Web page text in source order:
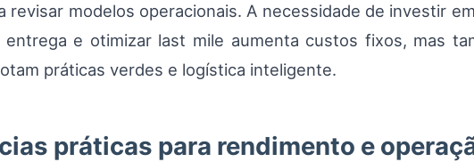
revisar modelos operacionais. A necessidade de investir
e otimizar last mile aumenta custos fixos, mas
práticas verdes e logística inteligente.
práticas para rendimento e